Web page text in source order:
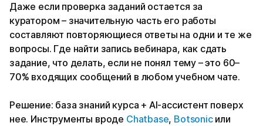
Даже если проверка заданий остается за
куратором – значительную часть его работы
составляют повторяющиеся ответы на одни и те же
вопросы. Где найти запись вебинара, как сдать
задание, что делать, если не понял тему – это 60–
70% входящих сообщений в любом учебном чате.
Решение: база знаний курса + AI-ассистент поверх
нее. Инструменты вроде Chatbase, Botsonicили